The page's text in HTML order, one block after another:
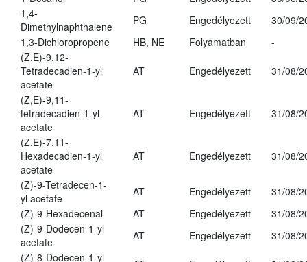
1,4-
Dimethylnaphthalene
PG Engedélyezett
30/09/
1,3-Dichloropropene
HB, NE Folyamatban
-
(Z,E)-9,12-
Tetradecadien-1-yl
acetate
AT Engedélyezett 31/08/
(Z,E)-9,11-
tetradecadien-1-yl-
acetate
AT Engedélyezett 31/08/
(Z,E)-7,11-
Hexadecadien-1-yl
acetate
AT Engedélyezett 31/08/
(Z)-9-Tetradecen-1-
yl acetate
AT Engedélyezett
31/08/
(Z)-9-Hexadecenal
AT Engedélyezett
31/08/
(Z)-9-Dodecen-1-yl
acetate
AT Engedélyezett
31/08/
(Z)-8-Dodecen-1-yl